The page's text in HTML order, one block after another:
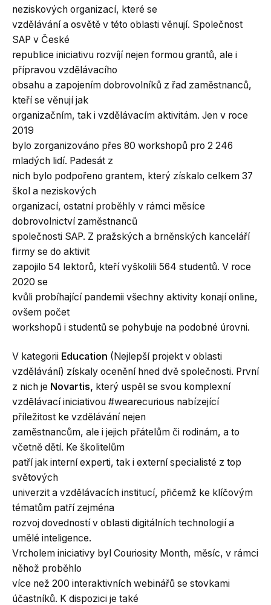
neziskových organizací, které se
vzdělávání a osvětě v této oblasti věnují. Společnost
SAP v České
republice iniciativu rozvíjí nejen formou grantů, ale i
přípravou vzdělávacího
obsahu a zapojením dobrovolníků z řad zaměstnanců,
kteří se věnují jak
organizačním, tak i vzdělávacím aktivitám. Jen v roce
2019
bylo zorganizováno přes 80 workshopů pro 2 246
mladých lidí. Padesát z
nich bylo podpořeno grantem, který získalo celkem 37
škol a neziskových
organizací, ostatní proběhly v rámci měsíce
dobrovolnictví zaměstnanců
společnosti SAP. Z pražských a brněnských kanceláří
firmy se do aktivit
zapojilo 54 lektorů, kteří vyškolili 564 studentů. V roce
2020 se
kvůli probíhající pandemii všechny aktivity konají online,
ovšem počet
workshopů i studentů se pohybuje na podobné úrovni.
V kategorii Education (Nejlepší projekt v oblasti
vzdělávání) získaly ocenění hned dvě společnosti. První
z nich je Novartis, který uspěl se svou komplexní
vzdělávací iniciativou #wearecurious nabízející
příležitost ke vzdělávání nejen
zaměstnancům, ale i jejich přátelům či rodinám, a to
včetně dětí. Ke školitelům
patří jak interní experti, tak i externí specialisté z top
světových
univerzit a vzdělávacích institucí, přičemž ke klíčovým
tématům patří zejména
rozvoj dovedností v oblasti digitálních technologií a
umělé inteligence.
Vrcholem iniciativy byl Couriosity Month, měsíc, v rámci
něhož proběhlo
více než 200 interaktivních webinářů se stovkami
účastníků. K dispozici je také